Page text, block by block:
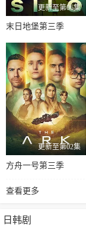
更新至第06集
末日地堡第三季
更新至第02集
方舟一号第三季
查看更多
日韩剧